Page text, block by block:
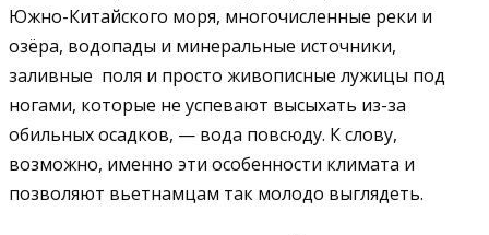
Южно-Китайского моря, многочисленные реки и
озёра, водопады и минеральные источники,
заливные поля и просто живописные лужицы под
ногами, которые не успевают высыхать из-за
обильных осадков, — вода повсюду. К слову,
возможно, именно эти особенности климата и
позволяют вьетнамцам так молодо выглядеть.